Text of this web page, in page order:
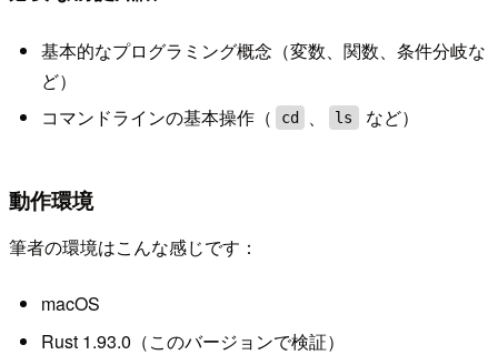
基本的なプログラミング概念（変数、関数、条件分岐な
ど）
コマンドラインの基本操作（
cd 、 ls など）
動作環境
筆者の環境はこんな感じです：
macOS
Rust 1.93.0（このバージョンで検証）